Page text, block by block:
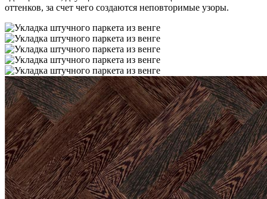
оттенков, за счет чего создаются неповторимые узоры.